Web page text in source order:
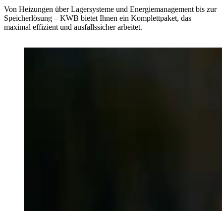
Von Heizungen über Lagersysteme und Energiemanagement bis zur
Speicherlösung – KWB bietet Ihnen ein Komplettpaket, das
maximal effizient und ausfallssicher arbeitet.